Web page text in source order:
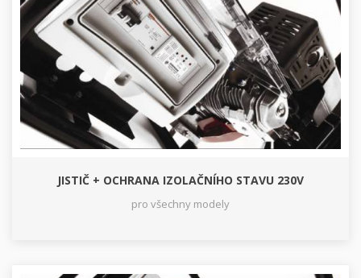
JISTIČ + OCHRANA IZOLAČNÍHO STAVU 230V
pro všechny modely